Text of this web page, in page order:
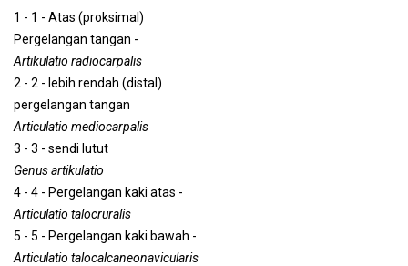
1 - 1 - Atas (proksimal)
Pergelangan tangan -
Artikulatio radiocarpalis
2 - 2 - lebih rendah (distal)
pergelangan tangan
Articulatio mediocarpalis
3 - 3 - sendi lutut
Genus artikulatio
4 - 4 - Pergelangan kaki atas -
Articulatio talocruralis
5 - 5 - Pergelangan kaki bawah -
Articulatio talocalcaneonavicularis